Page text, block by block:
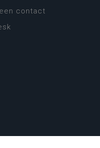
contact